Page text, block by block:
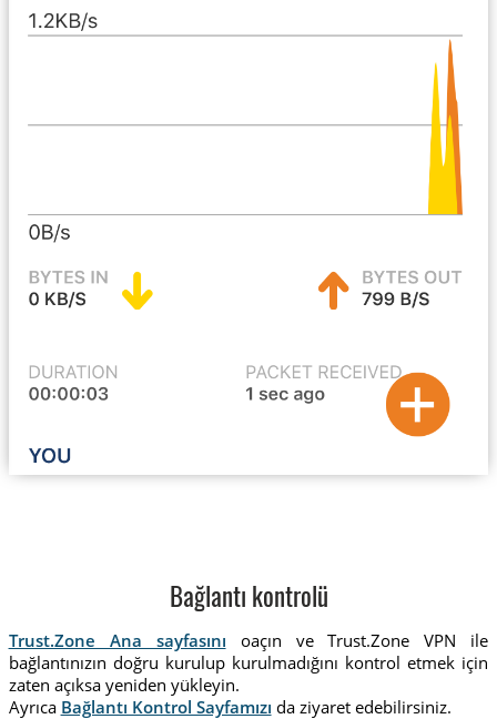
Bağlantı kontrolü
Trust.Zone Ana sayfasını oaçın ve Trust.Zone VPN ile
bağlantınızın doğru kurulup kurulmadığını kontrol etmek için
zaten açıksa yeniden yükleyin.
Ayrıca Bağlantı Kontrol Sayfamızı da ziyaret edebilirsiniz.